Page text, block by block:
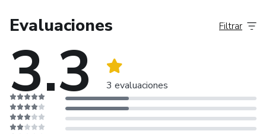
Evaluaciones
3.3 3 evaluaciones
Filtrar